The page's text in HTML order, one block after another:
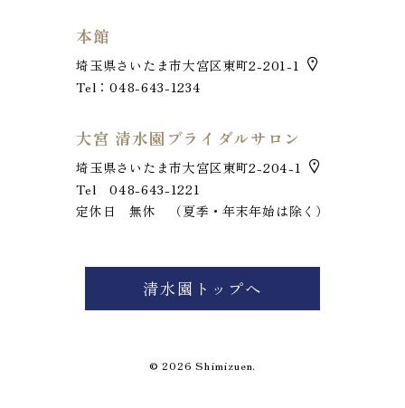
お電話でのお問い合わせ
048-643-1221
定休日 毎週火曜日
本館
埼玉県さいたま市大宮区東町2-201-1
Tel：048-643-1234
大宮 清水園ブライダルサロン
埼玉県さいたま市大宮区東町2-204-1
Tel 048-643-1221
定休日 無休 （夏季・年末年始は除く）
清水園トップへ
© 2026 Shimizuen.